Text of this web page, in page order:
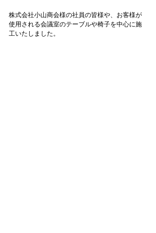
株式会社小山商会様の社員の皆様や、お客様が
使用される会議室のテーブルや椅子を中心に施
工いたしました。